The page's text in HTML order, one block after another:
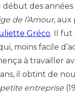
des années
de l’Amour, aux
Gréco. Il fut
moins facile
à travailler
il obtint de
entreprise